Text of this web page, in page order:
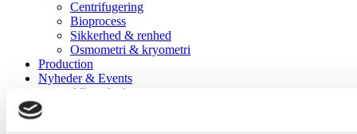
Centrifugering
Bioprocess
Sikkerhed & renhed
Osmometri & kryometri
Production
Nyheder & Events
Alle nyheder